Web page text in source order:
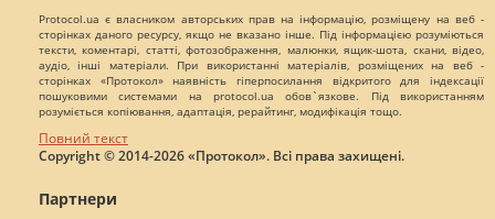
Protocol.ua є власником авторських прав на інформацію, розміщену на веб -
сторінках даного ресурсу, якщо не вказано інше. Під інформацією розуміються
тексти, коментарі, статті, фотозображення, малюнки, ящик-шота, скани, відео,
аудіо, інші матеріали. При використанні матеріалів, розміщених на веб -
сторінках «Протокол» наявність гіперпосилання відкритого для індексації
пошуковими системами на protocol.ua обов`язкове. Під використанням
розуміється копіювання, адаптація, рерайтинг, модифікація тощо.
Повний текст
Copyright © 2014-2026 «Протокол». Всі права захищені.
Партнери